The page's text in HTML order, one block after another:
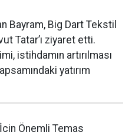
Bayram, Big Dart Tekstil
Tatar’ı ziyaret etti.
istihdamın artırılması
yatırım
Önemli Temas